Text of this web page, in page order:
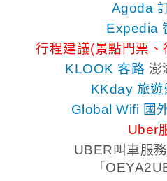
Agoda
Expedia
行程建議(景點門票
KLOOK 客路 澎
KKday 旅遊
Global Wifi 國
Uber
UBER叫車服
「